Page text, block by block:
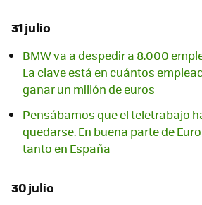
31 julio
BMW va a despedir a 8.000
La clave está en cuántos
ganar un millón de euros
Pensábamos que el teletrabajo
quedarse. En buena parte de
tanto en España
30 julio